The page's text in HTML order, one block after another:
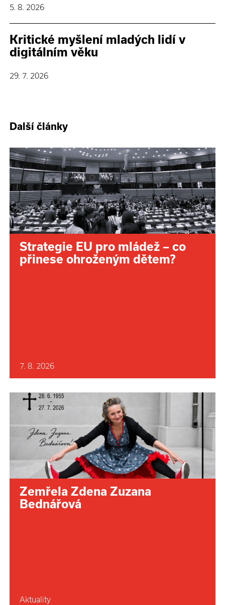
5. 8. 2026
Kritické myšlení mladých lidí v
digitálním věku
29. 7. 2026
Další články
Strategie EU pro mládež – co
přinese ohroženým dětem?
7. 8. 2026
Zemřela Zdena Zuzana
Bednářová
Aktuality